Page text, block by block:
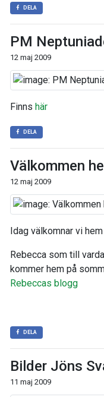
DELA
PM
12 maj 2009
Finns här
DELA
Välkommen
12 maj 2009
Idag välkomnar vi
Rebecca som till
kommer hem på
Rebeccas blogg
DELA
Bilder Jöns
11 maj 2009